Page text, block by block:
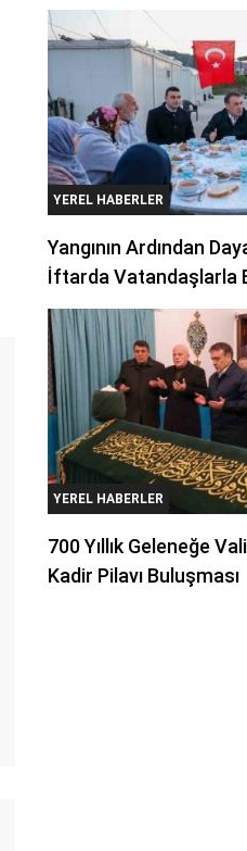
YEREL HABERLER
Yangının Ardından
İftarda Vatandaşlarla
YEREL HABERLER
700 Yıllık Geleneğe
Kadir Pilavı Buluşması